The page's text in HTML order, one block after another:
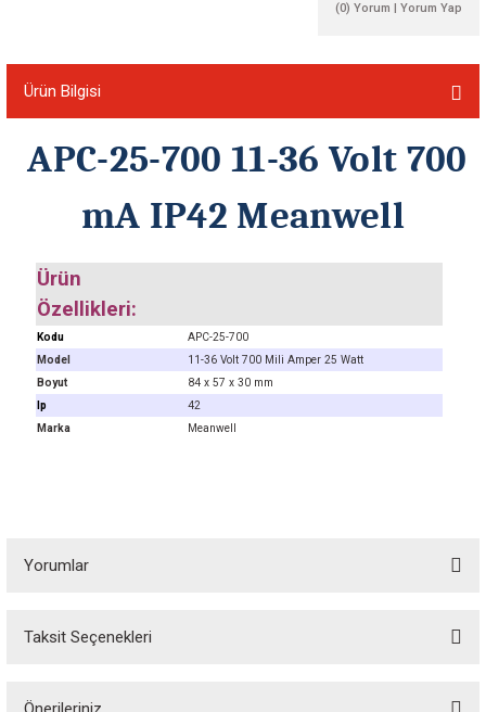
(0) Yorum | Yorum Yap
Ürün Bilgisi
APC-25-700 11-36 Volt 700
mA IP42 Meanwell
Ürün
Özellikleri:
Kodu
APC-25-700
Model
11-36 Volt 700 Mili Amper 25 Watt
Boyut
84 x 57 x 30 mm
Ip
42
Marka
Meanwell
Yorumlar
Taksit Seçenekleri